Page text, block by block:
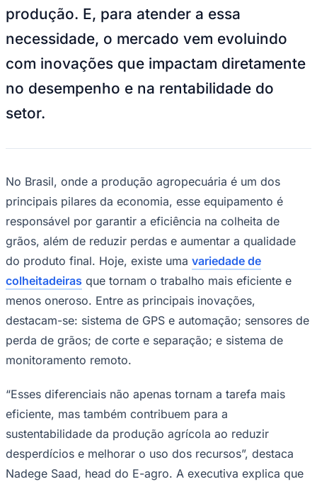
Brasileirão Série A
Brasileirão Série B
Paulistão
Copa do Brasil
Libertadores
Sul-Americana
Copa América
Premier League
Times - Ir direto
produção. E, para atender a essa
necessidade, o mercado vem evoluindo
com inovações que impactam diretamente
no desempenho e na rentabilidade do
setor.
No Brasil, onde a produção agropecuária é um dos
principais pilares da economia, esse equipamento é
responsável por garantir a eficiência na colheita de
grãos, além de reduzir perdas e aumentar a qualidade
do produto final. Hoje, existe uma variedade de
colheitadeiras que tornam o trabalho mais eficiente e
menos oneroso. Entre as principais inovações,
destacam-se: sistema de GPS e automação; sensores de
perda de grãos; de corte e separação; e sistema de
monitoramento remoto.
“Esses diferenciais não apenas tornam a tarefa mais
eficiente, mas também contribuem para a
sustentabilidade da produção agrícola ao reduzir
desperdícios e melhorar o uso dos recursos”, destaca
Nadege Saad, head do E-agro. A executiva explica que